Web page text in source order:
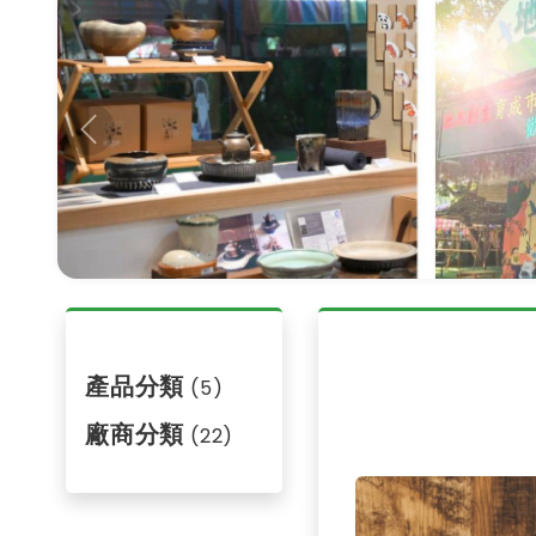
Previous
產品分類 (5)
廠商分類 (22)